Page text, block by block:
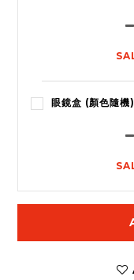
眼鏡盒 (顏色隨機)